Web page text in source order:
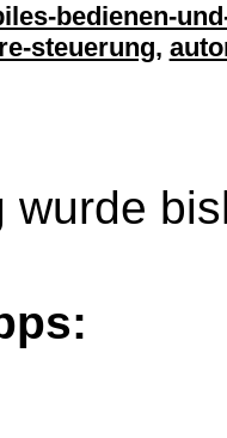
bedienen-
steuerung,
wurde